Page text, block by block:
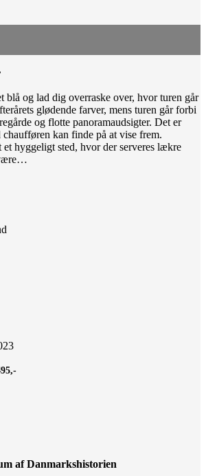
blå og lad dig overraske over, hvor turen går
glødende farver, mens turen går forbi
og flotte panoramaudsigter. Det er
kan finde på at vise frem.
hyggeligt sted, hvor der serveres lækre
af Danmarkshistorien